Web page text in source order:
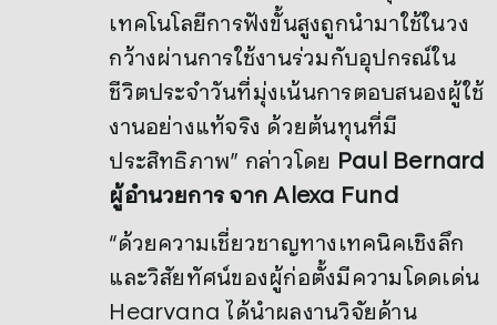
เทคโนโลยีการฟังขั้นสูงถูกนำมาใช้ในวง
กว้างผ่านการใช้งานร่วมกับอุปกรณ์ใน
ชีวิตประจำวันที่มุ่งเน้นการตอบสนองผู้ใช้
งานอย่างแท้จริง ด้วยต้นทุนที่มี
ประสิทธิภาพ” กล่าวโดย Paul Bernard
ผู้อำนวยการ จาก Alexa Fund
“ด้วยความเชี่ยวชาญทางเทคนิคเชิงลึก
และวิสัยทัศน์ของผู้ก่อตั้งมีความโดดเด่น
Hearvana ได้นำผลงานวิจัยด้าน